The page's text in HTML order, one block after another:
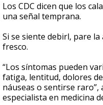
Los CDC dicen que los
una señal temprana.
Si se siente debirl, pare
fresco.
“Los síntomas pueden
fatiga, lentitud, dolores
náuseas o sentirse
especialista en medicina